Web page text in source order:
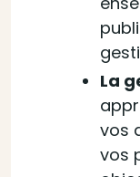
La
vos
vos